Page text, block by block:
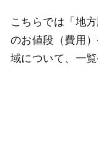
こちらでは「地
のお値段（費用
域について、一